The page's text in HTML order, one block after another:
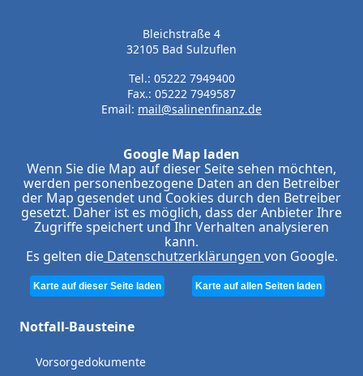
Bleichstraße 4
32105 Bad Sulzuflen
Tel.: 05222 7949400
Fax.: 05222 7949587
Email: mail@salinenfinanz.de
Google Map laden
Wenn Sie die Map auf dieser Seite sehen möchten,
werden personenbezogene Daten an den Betreiber
der Map gesendet und Cookies durch den Betreiber
gesetzt. Daher ist es möglich, dass der Anbieter Ihre
Zugriffe speichert und Ihr Verhalten analysieren
kann.
Es gelten dieDatenschutzerklärungen von Google.
Karte auf dieser Seite laden Karte auf allen Seiten laden
Notfall-Bausteine
Vorsorgedokumente